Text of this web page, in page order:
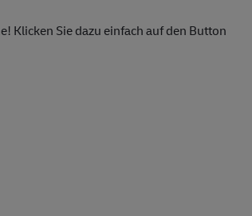
Klicken Sie dazu einfach auf den Button